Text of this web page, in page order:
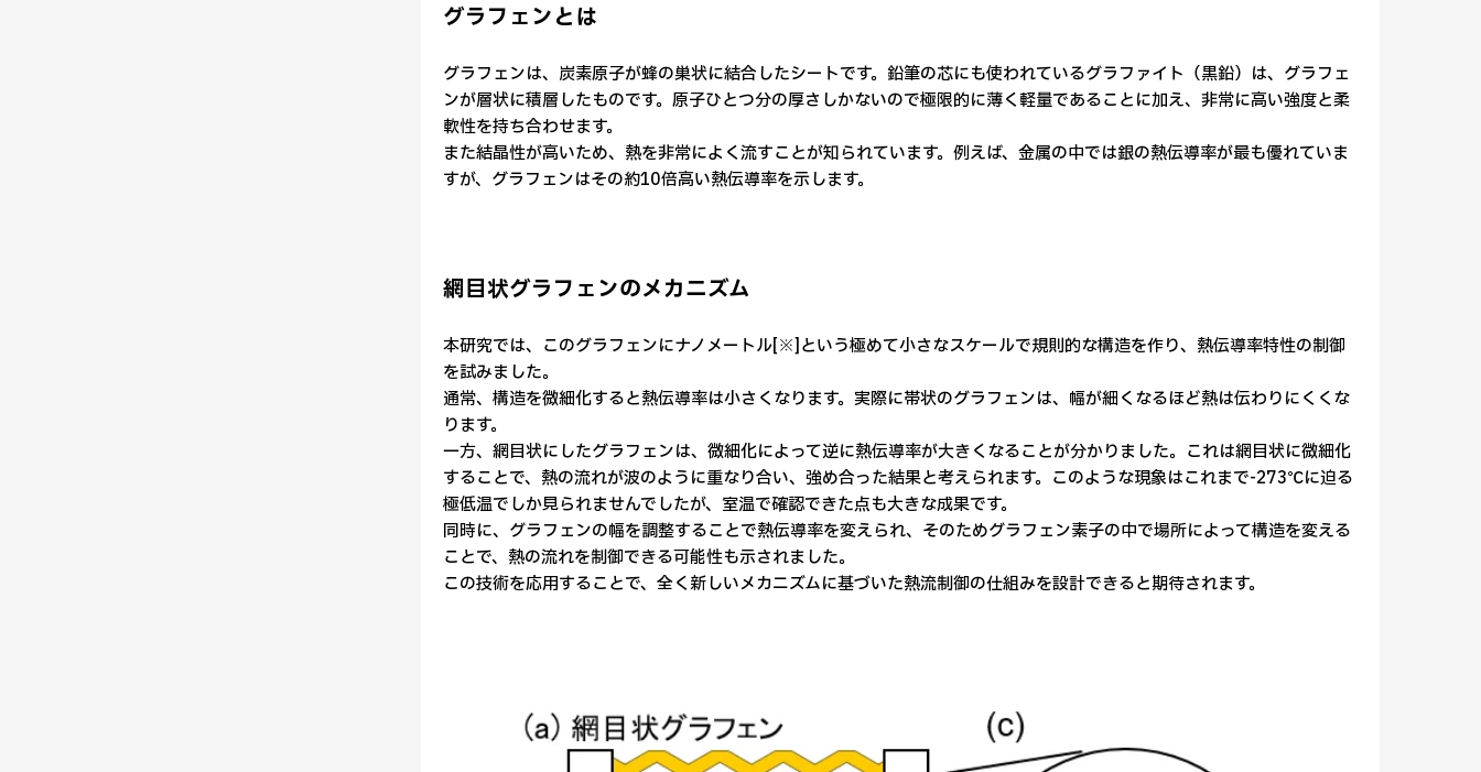
グラフェンとは
グラフェンは、炭素原子が蜂の巣状に結合したシートです。鉛筆の芯にも使われているグラファイト（黒鉛）は、グラフェ
ンが層状に積層したものです。原子ひとつ分の厚さしかないので極限的に薄く軽量であることに加え、非常に高い強度と柔
軟性を持ち合わせます。
また結晶性が高いため、熱を非常によく流すことが知られています。例えば、金属の中では銀の熱伝導率が最も優れていま
すが、グラフェンはその約10倍高い熱伝導率を示します。
網目状グラフェンのメカニズム
本研究では、このグラフェンにナノメートル[※]という極めて小さなスケールで規則的な構造を作り、熱伝導率特性の制御
を試みました。
通常、構造を微細化すると熱伝導率は小さくなります。実際に帯状のグラフェンは、幅が細くなるほど熱は伝わりにくくな
ります。
一方、網目状にしたグラフェンは、微細化によって逆に熱伝導率が大きくなることが分かりました。これは網目状に微細化
することで、熱の流れが波のように重なり合い、強め合った結果と考えられます。このような現象はこれまで-273℃に迫る
極低温でしか見られませんでしたが、室温で確認できた点も大きな成果です。
同時に、グラフェンの幅を調整することで熱伝導率を変えられ、そのためグラフェン素子の中で場所によって構造を変える
ことで、熱の流れを制御できる可能性も示されました。
この技術を応用することで、全く新しいメカニズムに基づいた熱流制御の仕組みを設計できると期待されます。